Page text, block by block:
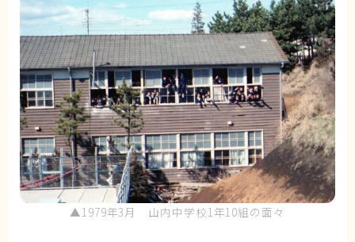
▲1979年3月 山内中学校1年10組の面々